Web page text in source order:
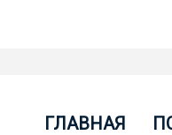
ГЛАВНАЯ